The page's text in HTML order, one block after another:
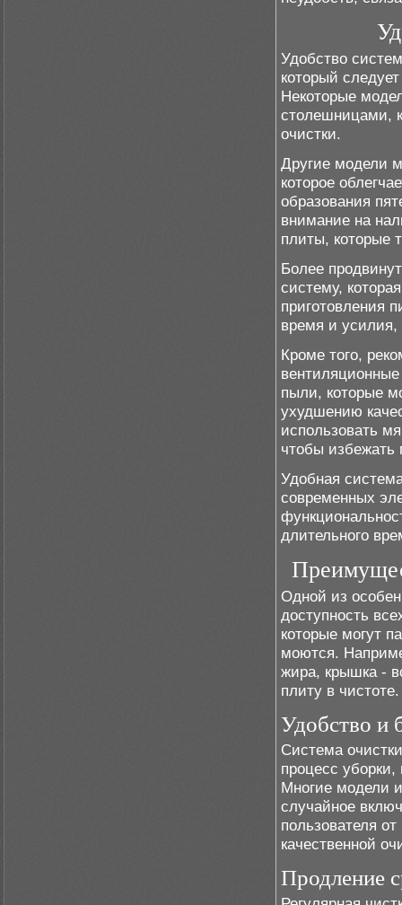
Удобство
который
Некоторые
столешницами,
очистки.
Другие модели
которое
образования
внимание на
плиты, которые
Более
систему,
приготовления
время и усилия,
Кроме того,
пыли, которые
ухудшению
использовать
чтобы избежать
Удобная
современных
длительного
Одной из
доступность
которые могут
моются.
жира, крышка -
плиту в чистоте.
Удобство и
Система
процесс уборки,
Многие модели
случайное
пользователя
качественной
Продление